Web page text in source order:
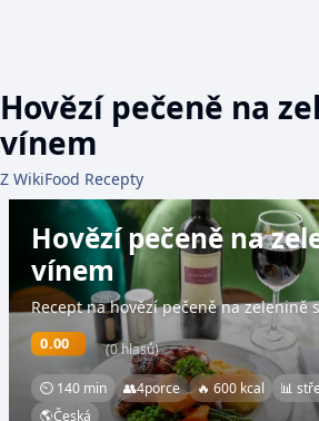
Hovězí pečeně na
vínem
Z WikiFood Recepty
Hovězí pečeně na
vínem
Recept na hovězí pečeně na zelenině
0.00 (0 hlasů)
⏲ 140 min 👥4porce 🔥 600 kcal 📊
🌎Česká